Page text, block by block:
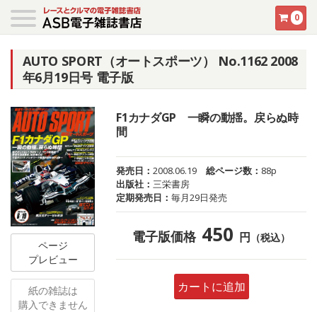
0
AUTO SPORT（オートスポーツ） No.1162 2008
年6月19日号 電子版
ページ
プレビュー
紙の雑誌は
購入できません
F1カナダGP 一瞬の動揺。戻らぬ時
間
発売日：2008.06.19 総ページ数： 88p
出版社：三栄書房
定期発売日：毎月29日発売
電子版価格 450 円 （税込）
カートに追加